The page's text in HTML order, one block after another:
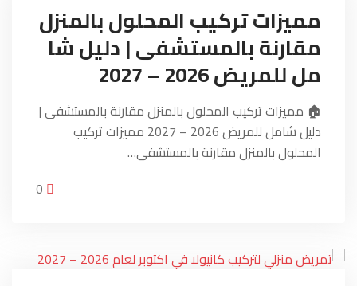
مميزات تركيب المحلول بالمنزل
مقارنة بالمستشفى | دليل شا
مل للمريض 2026 – 2027
🏠 مميزات تركيب المحلول بالمنزل مقارنة بالمستشفى |
دليل شامل للمريض 2026 – 2027 مميزات تركيب
المحلول بالمنزل مقارنة بالمستشفى…